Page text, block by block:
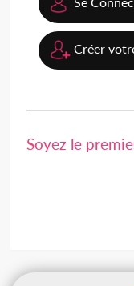
Créer
Soyez le